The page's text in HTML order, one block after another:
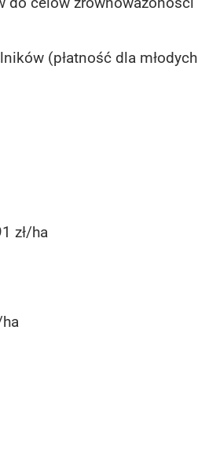
(płatność dla młodych
zł/ha